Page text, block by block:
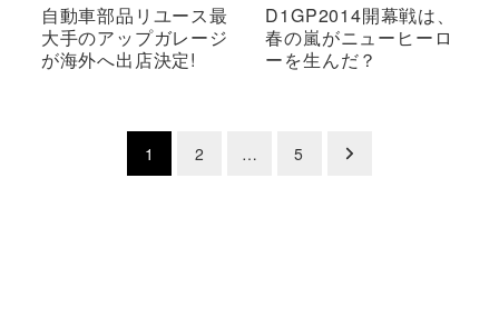
自動車部品リユース最
大手のアップガレージ
が海外へ出店決定!
D1GP2014開幕戦は、
春の嵐がニューヒーロ
ーを生んだ？
1 2 … 5